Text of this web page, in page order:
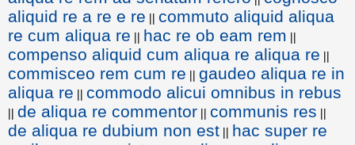
aliquid re a re e re || commuto aliquid aliqua
re cum aliqua re || hac re ob eam rem ||
compenso aliquid cum aliqua re aliqua re ||
commisceo rem cum re || gaudeo aliqua re in
aliqua re || commodo alicui omnibus in rebus
|| de aliqua re commentor || communis res ||
de aliqua re dubium non est || hac super re